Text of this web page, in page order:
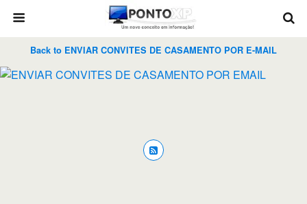
Back to ENVIAR CONVITES DE CASAMENTO POR E-MAIL